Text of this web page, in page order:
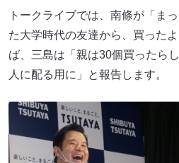
トークライブでは、南條が「ま
た大学時代の友達から、買った
ば、三島は「親は30個買ったら
人に配る用に」と報告します。